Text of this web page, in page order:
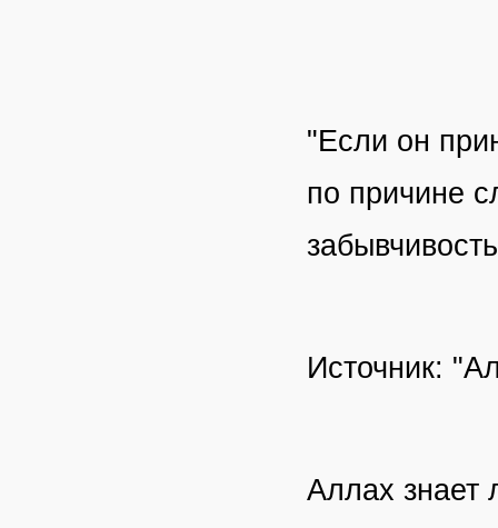
"Если он
по причине
Источник:
Аллах знает